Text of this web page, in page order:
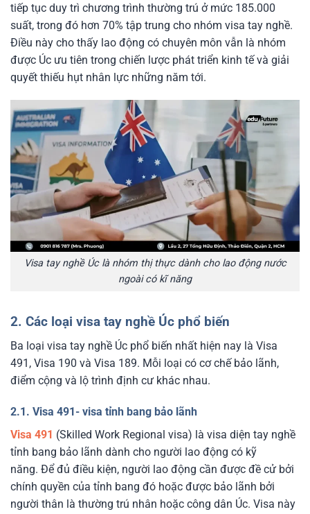
tiếp tục duy trì chương trình thường trú ở mức 185.000
suất, trong đó hơn 70% tập trung cho nhóm visa tay nghề.
Điều này cho thấy lao động có chuyên môn vẫn là nhóm
được Úc ưu tiên trong chiến lược phát triển kinh tế và giải
quyết thiếu hụt nhân lực những năm tới.
Visa tay nghề Úc là nhóm thị thực dành cho lao động nước
ngoài có kĩ năng
2. Các loại visa tay nghề Úc phổ biến
Ba loại visa tay nghề Úc phổ biến nhất hiện nay là Visa
491, Visa 190 và Visa 189. Mỗi loại có cơ chế bảo lãnh,
điểm cộng và lộ trình định cư khác nhau.
2.1. Visa 491- visa tỉnh bang bảo lãnh
Visa 491 (Skilled Work Regional visa) là visa diện tay nghề
tỉnh bang bảo lãnh dành cho người lao động có kỹ
năng. Để đủ điều kiện, người lao động cần được đề cử bởi
chính quyền của tỉnh bang đó hoặc được bảo lãnh bởi
người thân là thường trú nhân hoặc công dân Úc. Visa này